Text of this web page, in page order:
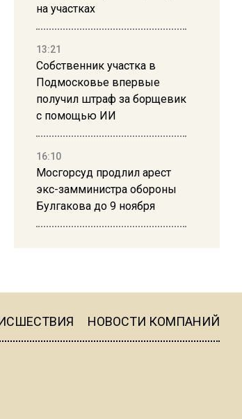
на участках
13:21
Собственник участка в
Подмосковье впервые
получил штраф за борщевик
с помощью ИИ
16:10
Мосгорсуд продлил арест
экс-замминистра обороны
Булгакова до 9 ноября
16:19 НОВОСТИ КОМПАНИЙ